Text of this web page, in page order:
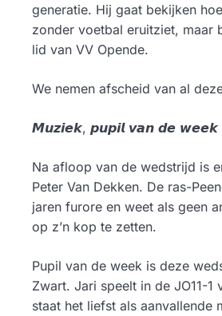
generatie. Hij gaat bekijken
zonder voetbal eruitziet, maar
lid van VV Opende.
We nemen afscheid van al
𝙈𝙪𝙯𝙞𝙚𝙠, 𝙥𝙪𝙥𝙞𝙡 𝙫𝙖𝙣 𝙙𝙚
Na afloop van de wedstrijd is
Peter Van Dekken. De ras-
jaren furore en weet als geen
op z’n kop te zetten.
Pupil van de week is deze
Zwart. Jari speelt in de JO11-1
staat het liefst als aanvallende